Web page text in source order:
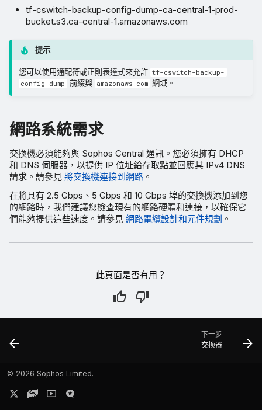
tf-cswitch-backup-config-dump-ca-central-1-prod-
bucket.s3.ca-central-1.amazonaws.com
提示
您可以使用通配符或正則表達式來允許 tf-cswitch-backup-
config-dump 前綴與 amazonaws.com 網域。
網路系統需求
交換機必須能夠與 Sophos Central 通訊。您必須擁有 DHCP
和 DNS 伺服器，以提供 IP 位址給存取點並回應其 IPv4 DNS
請求。請參見 將交換機連接到網路 。
在將具有 2.5 Gbps、5 Gbps 和 10 Gbps 埠的交換機添加到您
的網路時，我們建議您檢查現有的網路硬體和連接，以確保它
們能夠提供這些速度。請參見 網路電纜設計和元件規劃 。
此頁面是否有用？
下一步
交換器
© 2026 Sophos Limited.